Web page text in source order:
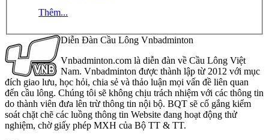
Thêm...
Diễn Đàn Cầu Lông Vnbadminton
Vnbadminton.com là diễn đàn về Cầu Lông Việt
Nam. Vnbadminton được thành lập từ 2012 với mục
đích giao lưu, học hỏi, chia sẻ và thảo luận mọi vấn đề liên quan
đến cầu lông. Chúng tôi sẽ không chịu trách nhiệm với các thông tin
do thành viên đưa lên trừ thông tin nội bộ. BQT sẽ cố gắng kiểm
soát chặt chẽ các luồng thông tin Website đang hoạt động thử
nghiệm, chờ giấy phép MXH của Bộ TT & TT.